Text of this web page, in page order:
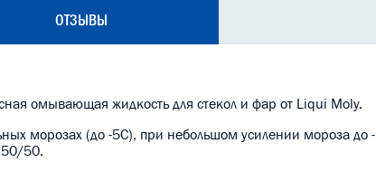
ОТЗЫВЫ
омывающая жидкость для стекол и фар от Liqui Moly.
морозах (до -5C), при небольшом усилении мороза до
50/50.